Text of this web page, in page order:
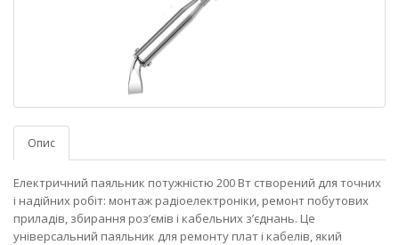
Опис
Електричний паяльник потужністю 200 Вт створений для точних
і надійних робіт: монтаж радіоелектроніки, ремонт побутових
приладів, збирання роз’ємів і кабельних з’єднань. Це
універсальний паяльник для ремонту плат і кабелів, який